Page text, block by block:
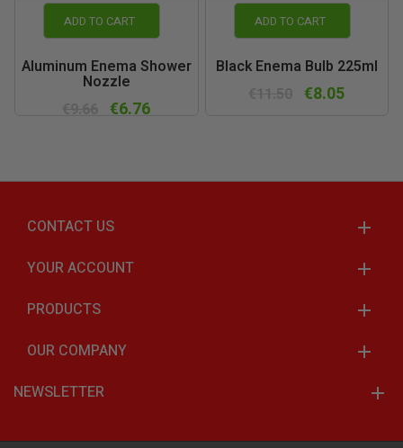
ADD TO CART
Aluminum Enema Shower
Nozzle
€6.76
ADD TO CART
Black Enema Bulb 225ml
€8.05
CONTACT US
YOUR ACCOUNT
PRODUCTS
OUR COMPANY
NEWSLETTER